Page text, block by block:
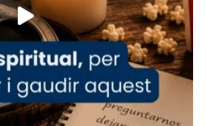
Barcelona
i Semproniana ens